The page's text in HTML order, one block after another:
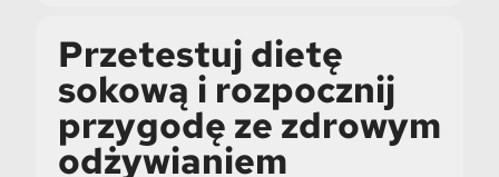
Przetestuj dietę
sokową i rozpocznij
przygodę ze zdrowym
odżywianiem